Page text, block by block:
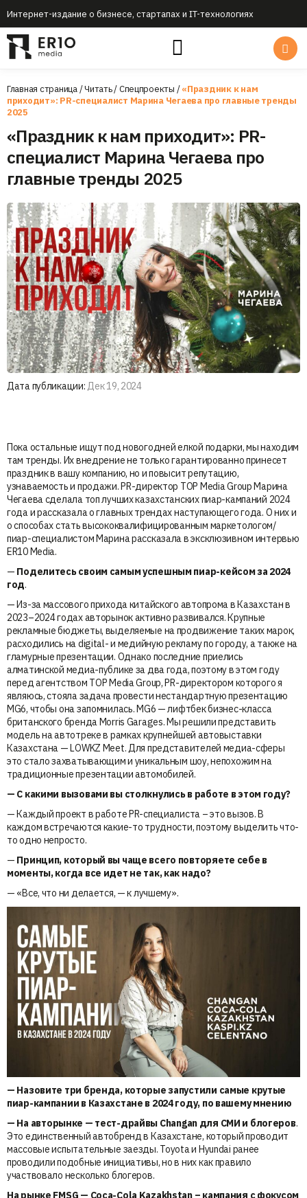
Интернет-издание о бизнесе, стартапах и IT-технологиях
Главная страница/Читать/Спецпроекты /«Праздник к нам
приходит»: PR-специалист Марина Чегаева про главные тренды
2025
«Праздник к нам приходит»: PR-
специалист Марина Чегаева про
главные тренды 2025
Дата публикации: Дек 19, 2024
Пока остальные ищут под новогодней елкой подарки, мы находим
там тренды. Их внедрение не только гарантированно принесет
праздник в вашу компанию, но и повысит репутацию,
узнаваемость и продажи. PR-директор TOP Media Group Марина
Чегаева сделала топ лучших казахстанских пиар-кампаний 2024
года и рассказала о главных трендах наступающего года. О них и
о способах стать высококвалифицированным маркетологом/
пиар-специалистом Марина рассказала в эксклюзивном интервью
ER10 Media.
— Поделитесь своим самым успешным пиар-кейсом за 2024
год.
— Из-за массового прихода китайского автопрома в Казахстан в
2023–2024 годах авторынок активно развивался. Крупные
рекламные бюджеты, выделяемые на продвижение таких марок,
расходились на digital- и медийную рекламу по городу, а также на
гламурные презентации. Однако последние приелись
алматинской медиа-публике за два года, поэтому в этом году
перед агентством TOP Media Group, PR-директором которого я
являюсь, стояла задача провести нестандартную презентацию
MG6, чтобы она запомнилась. MG6 — лифтбек бизнес-класса
британского бренда Morris Garages. Мы решили представить
модель на автотреке в рамках крупнейшей автовыставки
Казахстана — LOWKZ Meet. Для представителей медиа-сферы
это стало захватывающим и уникальным шоу, непохожим на
традиционные презентации автомобилей.
— С какими вызовами вы столкнулись в работе в этом году?
— Каждый проект в работе PR-специалиста – это вызов. В
каждом встречаются какие-то трудности, поэтому выделить что-
то одно непросто.
— Принцип, который вы чаще всего повторяете себе в
моменты, когда все идет не так, как надо?
— «Все, что ни делается, — к лучшему».
— Назовите три бренда, которые запустили самые крутые
пиар-кампании в Казахстане в 2024 году, по вашему мнению
— На авторынке — тест-драйвы Changan для СМИ и блогеров.
Это единственный автобренд в Казахстане, который проводит
массовые испытательные заезды. Toyota и Hyundai ранее
проводили подобные инициативы, но в них как правило
участвовало несколько блогеров.
На рынке FMSG — Coca-Cola Kazakhstan – кампания с фокусом